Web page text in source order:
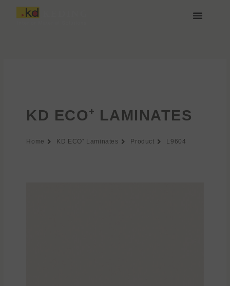
KD ECO⁺ LAMINATES
Home KD ECO⁺ Laminates Product L9604